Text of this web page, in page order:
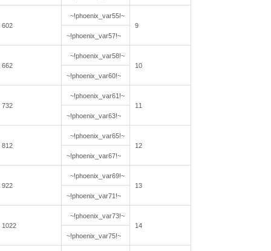
9
~!phoenix_var55!~
602
~!phoenix_var57!~
10
~!phoenix_var58!~
662
~!phoenix_var60!~
11
~!phoenix_var61!~
732
~!phoenix_var63!~
12
~!phoenix_var65!~
812
~!phoenix_var67!~
13
~!phoenix_var69!~
922
~!phoenix_var71!~
14
~!phoenix_var73!~
1022
~!phoenix_var75!~